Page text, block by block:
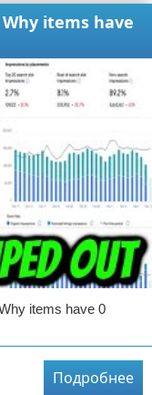
Why items have
items have 0
Подробнее